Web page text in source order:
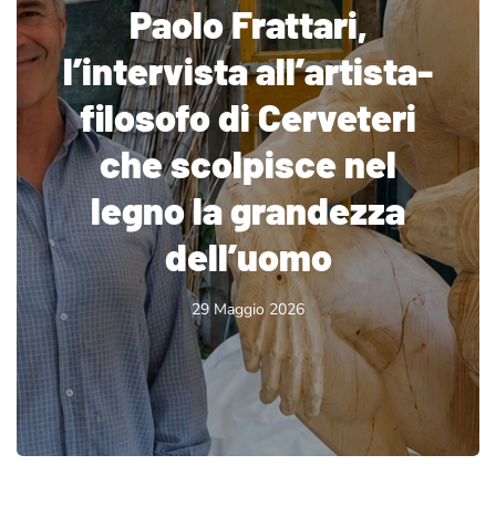
Paolo Frattari,
l’intervista all’artista-
filosofo di Cerveteri
che scolpisce nel
legno la grandezza
dell’uomo
29 Maggio 2026